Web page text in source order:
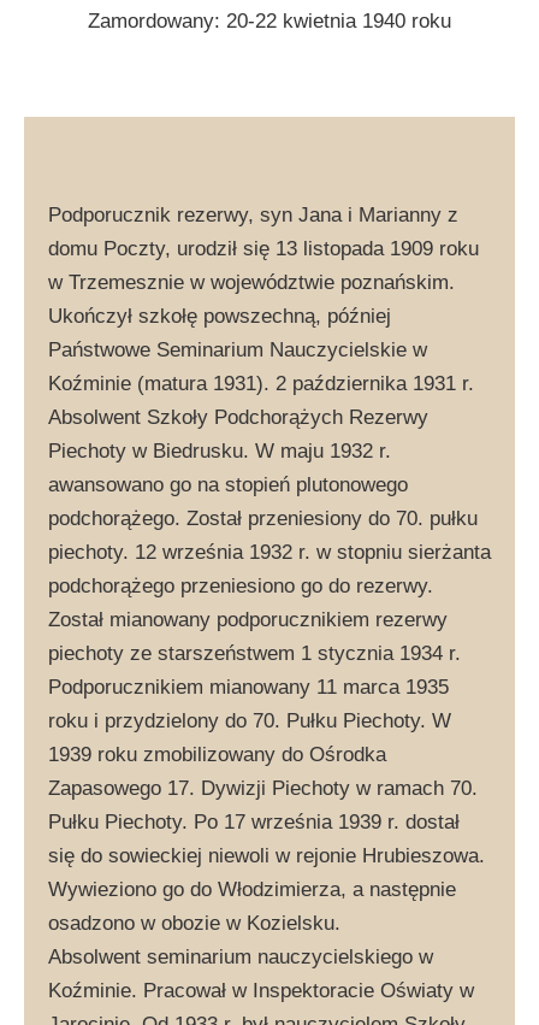
Zamordowany: 20-22 kwietnia 1940 roku
Podporucznik rezerwy, syn Jana i Marianny z
domu Poczty, urodził się 13 listopada 1909 roku
w Trzemesznie w województwie poznańskim.
Ukończył szkołę powszechną, później
Państwowe Seminarium Nauczycielskie w
Koźminie (matura 1931). 2 października 1931 r.
Absolwent Szkoły Podchorążych Rezerwy
Piechoty w Biedrusku. W maju 1932 r.
awansowano go na stopień plutonowego
podchorążego. Został przeniesiony do 70. pułku
piechoty. 12 września 1932 r. w stopniu sierżanta
podchorążego przeniesiono go do rezerwy.
Został mianowany podporucznikiem rezerwy
piechoty ze starszeństwem 1 stycznia 1934 r.
Podporucznikiem mianowany 11 marca 1935
roku i przydzielony do 70. Pułku Piechoty. W
1939 roku zmobilizowany do Ośrodka
Zapasowego 17. Dywizji Piechoty w ramach 70.
Pułku Piechoty. Po 17 września 1939 r. dostał
się do sowieckiej niewoli w rejonie Hrubieszowa.
Wywieziono go do Włodzimierza, a następnie
osadzono w obozie w Kozielsku.
Absolwent seminarium nauczycielskiego w
Koźminie. Pracował w Inspektoracie Oświaty w